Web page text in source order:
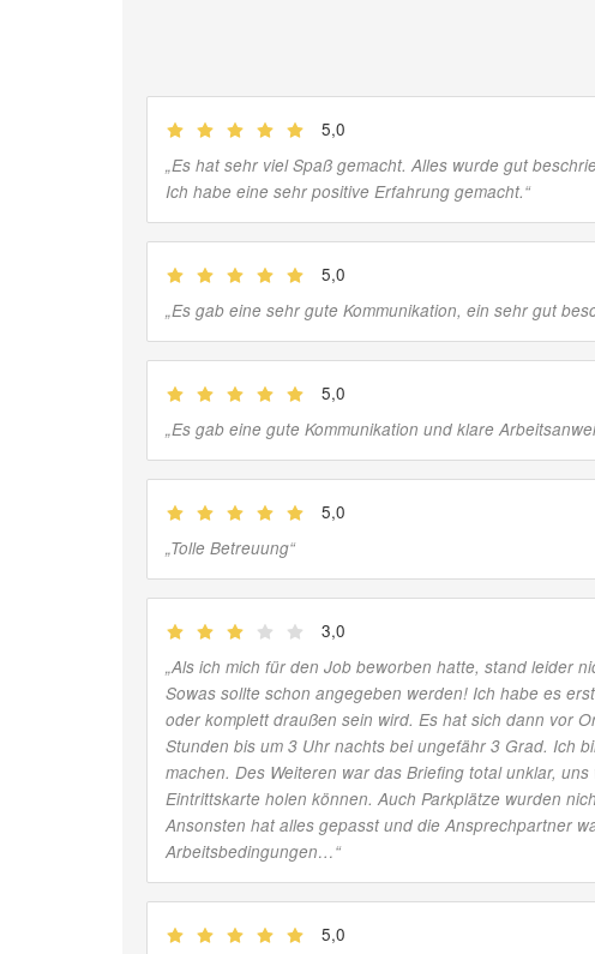
5,0
„Es hat sehr viel Spaß gemacht. Alles wurde gut
Ich habe eine sehr positive Erfahrung gemacht.“
5,0
„Es gab eine sehr gute Kommunikation, ein sehr gut
5,0
„Es gab eine gute Kommunikation und klare
5,0
„Tolle Betreuung“
3,0
„Als ich mich für den Job beworben hatte, stand leider
Sowas sollte schon angegeben werden! Ich habe es
oder komplett draußen sein wird. Es hat sich dann vor
Stunden bis um 3 Uhr nachts bei ungefähr 3 Grad. Ich
machen. Des Weiteren war das Briefing total unklar,
Eintrittskarte holen können. Auch Parkplätze wurden
Ansonsten hat alles gepasst und die Ansprechpartner
Arbeitsbedingungen…“
5,0